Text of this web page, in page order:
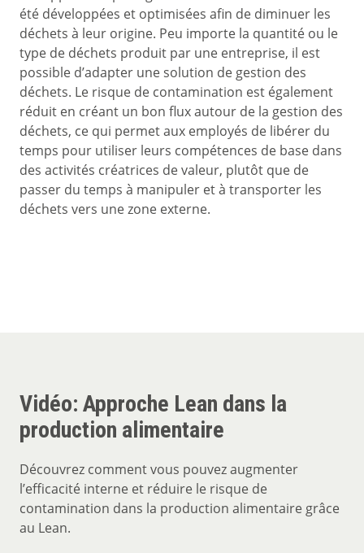
été développées et optimisées afin de diminuer les
déchets à leur origine. Peu importe la quantité ou le
type de déchets produit par une entreprise, il est
possible d’adapter une solution de gestion des
déchets. Le risque de contamination est également
réduit en créant un bon flux autour de la gestion des
déchets, ce qui permet aux employés de libérer du
temps pour utiliser leurs compétences de base dans
des activités créatrices de valeur, plutôt que de
passer du temps à manipuler et à transporter les
déchets vers une zone externe.
Vidéo: Approche Lean dans la
production alimentaire
Découvrez comment vous pouvez augmenter
l’efficacité interne et réduire le risque de
contamination dans la production alimentaire grâce
au Lean.